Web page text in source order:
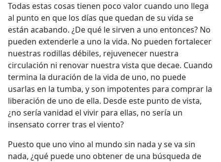
Todas estas cosas tienen poco valor cuando uno llega
al punto en que los días que quedan de su vida se
están acabando. ¿De qué le sirven a uno entonces? No
pueden extenderle a uno la vida. No pueden fortalecer
nuestras rodillas débiles, rejuvenecer nuestra
circulación ni renovar nuestra vista que decae. Cuando
termina la duración de la vida de uno, no puede
usarlas en la tumba, y son impotentes para comprar la
liberación de uno de ella. Desde este punto de vista,
¿no sería vanidad el vivir para ellas, no sería un
insensato correr tras el viento?
Puesto que uno vino al mundo sin nada y se va sin
nada, ¿qué puede uno obtener de una búsqueda de